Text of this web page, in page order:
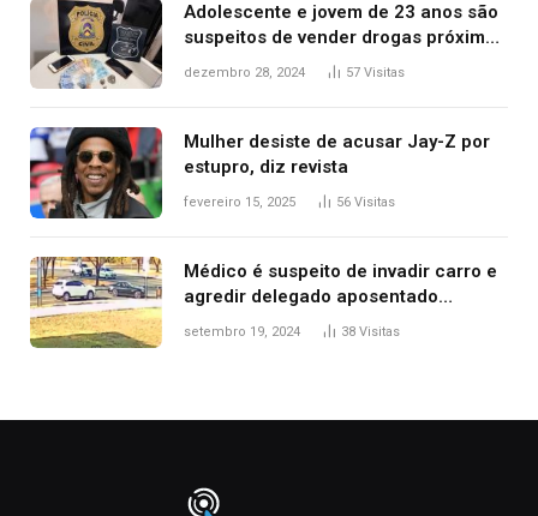
Adolescente e jovem de 23 anos são
suspeitos de vender drogas próximo
de delegacia e escola, diz polícia
dezembro 28, 2024 57 Visitas
Mulher desiste de acusar Jay-Z por
estupro, diz revista
fevereiro 15, 2025 56 Visitas
Médico é suspeito de invadir carro e
agredir delegado aposentado
durante confusão no trânsito
setembro 19, 2024 38 Visitas